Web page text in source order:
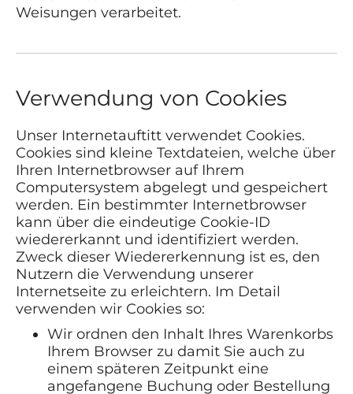
Weisungen verarbeitet.
Verwendung von Cookies
Unser Internetauftitt verwendet Cookies.
Cookies sind kleine Textdateien, welche über
Ihren Internetbrowser auf Ihrem
Computersystem abgelegt und gespeichert
werden. Ein bestimmter Internetbrowser
kann über die eindeutige Cookie-ID
wiedererkannt und identifiziert werden.
Zweck dieser Wiedererkennung ist es, den
Nutzern die Verwendung unserer
Internetseite zu erleichtern. Im Detail
verwenden wir Cookies so:
Wir ordnen den Inhalt Ihres Warenkorbs
Ihrem Browser zu damit Sie auch zu
einem späteren Zeitpunkt eine
angefangene Buchung oder Bestellung